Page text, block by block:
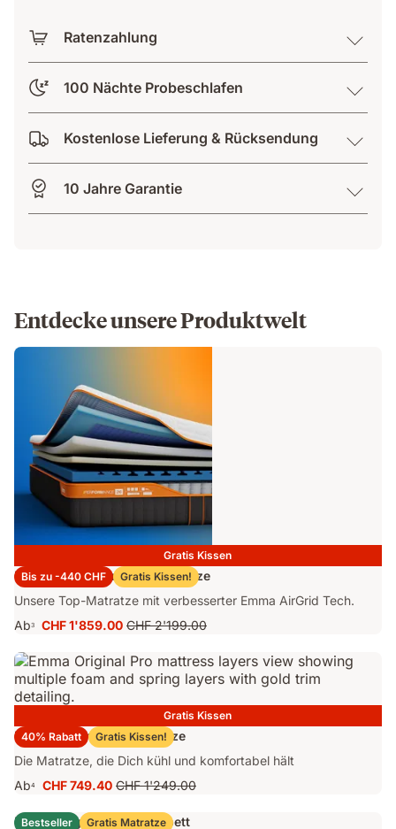
Ratenzahlung
100 Nächte Probeschlafen
Kostenlose Lieferung & Rücksendung
10 Jahre Garantie
Entdecke unsere Produktwelt
Gratis Kissen
Bis zu -440 CHF
Gratis Kissen!
Emma Performance 26 Matratze
Unsere Top-Matratze mit verbesserter Emma AirGrid Tech.
Ab3
Preis
CHF 1'859.00 Ursprünglicher
CHF 2'199.00
CHF 2'199.00
Gratis Kissen
40% Rabatt
Gratis Kissen!
Emma Original Pro Matratze
Die Matratze, die Dich kühl und komfortabel hält
Ab4
Preis
CHF 749.40
CHF 749.40 Ursprünglicher
Preis
CHF 1'249.00
Bestseller Gratis Matratze
Emma Original Stauraumbett